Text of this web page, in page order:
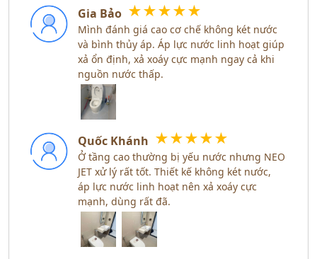
Gia Bảo ★★★★★
Mình đánh giá cao cơ chế không két nước
và bình thủy áp. Áp lực nước linh hoạt giúp
xả ổn định, xả xoáy cực mạnh ngay cả khi
nguồn nước thấp.
Quốc Khánh ★★★★★
Ở tầng cao thường bị yếu nước nhưng NEO
JET xử lý rất tốt. Thiết kế không két nước,
áp lực nước linh hoạt nên xả xoáy cực
mạnh, dùng rất đã.